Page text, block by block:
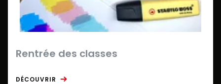
Rentrée des classes
DÉCOUVRIR